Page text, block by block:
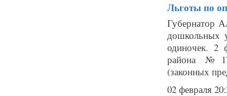
Льготы по
Губернатор
дошкольных
одиночек. 2
района №
(законных
02 февраля